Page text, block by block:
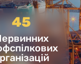
45